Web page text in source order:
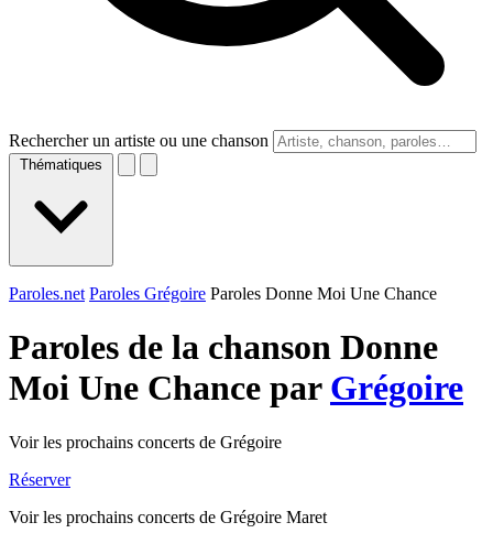
Rechercher un artiste ou une chanson
Thématiques
Paroles.net Paroles Grégoire Paroles Donne Moi Une Chance
Paroles de la chanson Donne
Moi Une Chance par Grégoire
Voir les prochains concerts de Grégoire
Réserver
Voir les prochains concerts de Grégoire Maret